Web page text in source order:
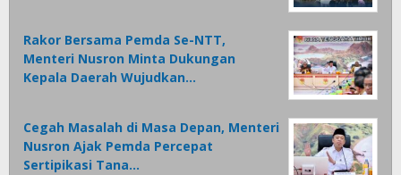
Rakor Bersama Pemda Se-NTT,
Menteri Nusron Minta Dukungan
Kepala Daerah Wujudkan…
Cegah Masalah di Masa Depan, Menteri
Nusron Ajak Pemda Percepat
Sertipikasi Tana…